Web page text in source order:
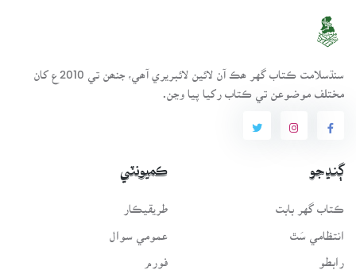
سنڌسلامت ڪتاب گهر ھڪ آن لائين لائبريري آھي، جنھن تي 2010ع کان
مختلف موضوعن تي ڪتاب رکيا پيا وڃن.
ڳنڍجو
ڪتاب گهر بابت
انتظامي سَٿ
رابطو
ڪميونٽي
طريقيڪار
عمومي سوال
فورم